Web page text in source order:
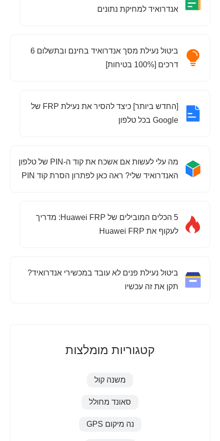
אנדרואיד למחיקת נתונים
ביטול נעילת מסך אנדרואיד בחינם ובתשלום 6
דרכים [100% בטיחות]
[החדש ביותר] כיצד להסיר את נעילת FRP של
Google בכל טלפון
מה עלי לעשות אם אשכח את קוד ה-PIN של טלפון
האנדרואיד שלי? ראה כאן לפתרון הסרת קוד PIN
5 הכלים המובילים של Huawei FRP: מדריך
לעקוף את Huawei FRP
ביטול נעילת פנים לא עובד במכשירי אנדרואיד?
תקן את זה עכשיו
קטגוריות מומלצות
משנה קול
סאונד מחולל
נה מיקום GPS